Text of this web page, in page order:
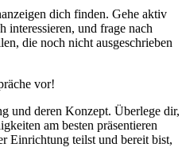
dich finden. Gehe aktiv
interessieren, und frage nach
die noch nicht ausgeschrieben
vor!
und deren Konzept. Überlege dir,
am besten präsentieren
Einrichtung teilst und bereit bist,